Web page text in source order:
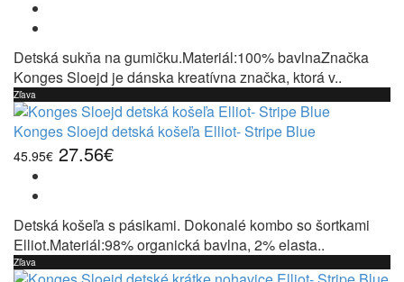
Detská sukňa na gumičku.Materiál:100% bavlnaZnačka
Konges Sloejd je dánska kreatívna značka, ktorá v..
Zľava
Konges Sloejd detská košeľa Elliot- Stripe Blue
45.95€ 27.56€
Detská košeľa s pásikami. Dokonalé kombo so šortkami
Elliot.Materiál:98% organická bavlna, 2% elasta..
Zľava